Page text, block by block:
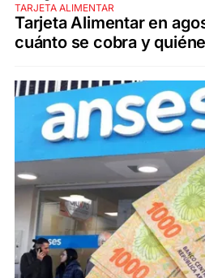
TARJETA ALIMENTAR
Tarjeta Alimentar en
cuánto se cobra y